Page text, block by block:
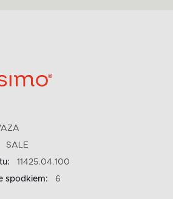
SALE
11425.04.100
spodkiem:
6